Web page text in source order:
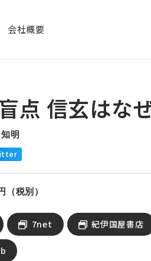
会社概要
点 信玄はな
明
税別）
7net 紀伊国屋書店